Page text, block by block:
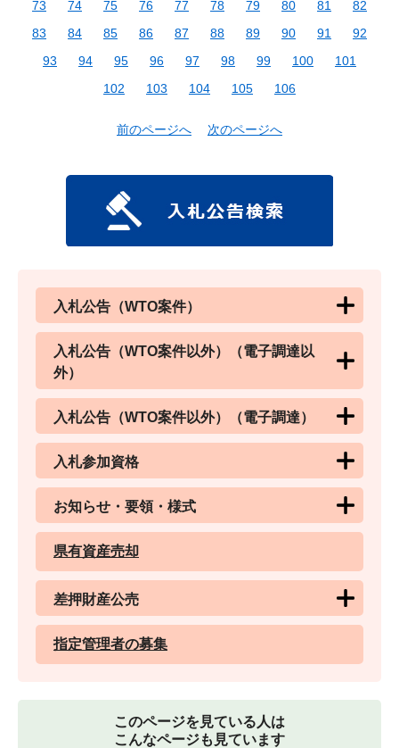
73
74 75 76 77 78 79 80 81
82
83
84 85 86 87 88 89 90 91
92
93
94 95 96 97 98 99 100
101
102
103 104 105 106
前のページへ 次のページへ
入札公告（WTO案件）
入札公告（WTO案件以外）（電子調達以
外）
入札公告（WTO案件以外）（電子調達）
入札参加資格
お知らせ・要領・様式
県有資産売却
差押財産公売
指定管理者の募集
このページを見ている人は
こんなページも見ています